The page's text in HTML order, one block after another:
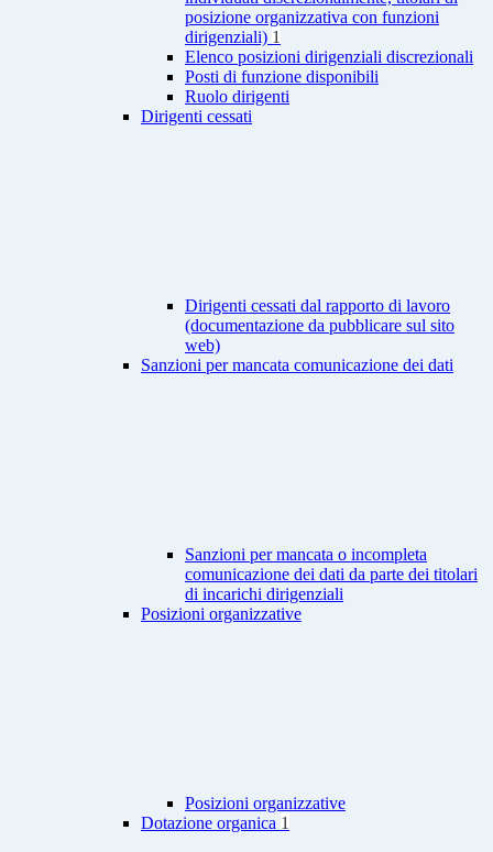
posizione organizzativa con funzioni
dirigenziali) 1
Elenco posizioni dirigenziali discrezionali
Posti di funzione disponibili
Ruolo dirigenti
Dirigenti cessati
Dirigenti cessati dal rapporto di lavoro
(documentazione da pubblicare sul sito
web)
Sanzioni per mancata comunicazione dei dati
Sanzioni per mancata o incompleta
comunicazione dei dati da parte dei titolari
di incarichi dirigenziali
Posizioni organizzative
Posizioni organizzative
Dotazione organica 1